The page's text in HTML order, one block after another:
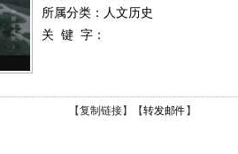
所属分类：人文历史
关 键 字：
【复制链接】【转发邮件 】